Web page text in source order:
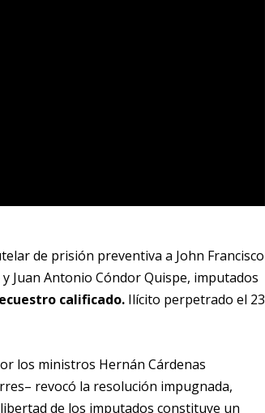
de prisión preventiva a John Francisco
Juan Antonio Cóndor Quispe, imputados
calificado. Ilícito perpetrado el 23
los ministros Hernán Cárdenas
revocó la resolución impugnada,
de los imputados constituye un